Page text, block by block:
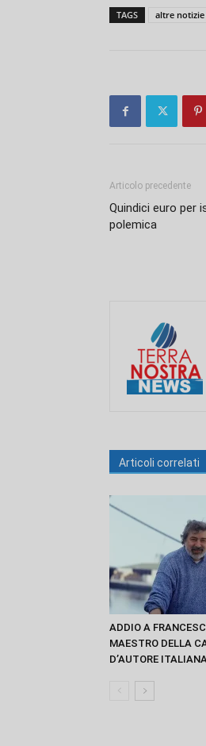
TAGS altre notizie
Articolo precedente
Quindici euro per
polemica
Articoli correlati
ADDIO A
MAESTRO DELLA
D’AUTORE